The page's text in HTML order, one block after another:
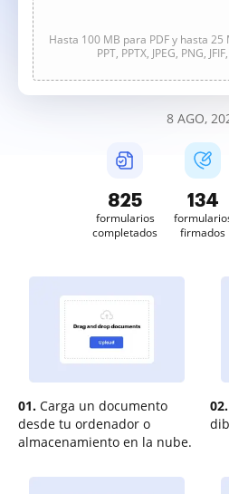
Hasta 100 MB para PDF y hasta 25
PPT, PPTX, JPEG, PNG,
8 AGO,
825
formularios
completados
134
firmados
01. Carga un documento
desde tu ordenador o
almacenamiento en la nube.
02.